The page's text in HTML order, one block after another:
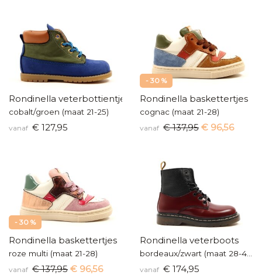
Rondinella veterbottientje
cobalt/groen (maat 21-25)
vanaf € 127,95
- 30 %
Rondinella baskettertjes
cognac (maat 21-28)
vanaf € 137,95 € 96,56
- 30 %
Rondinella baskettertjes
roze multi (maat 21-28)
vanaf € 137,95 € 96,56
Rondinella veterboots
vanaf € 174,95